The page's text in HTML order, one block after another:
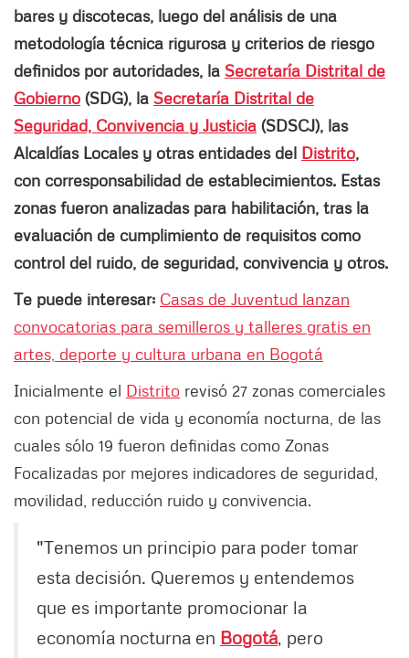
bares y discotecas, luego del análisis de una
metodología técnica rigurosa y criterios de riesgo
definidos por autoridades, la Secretaría Distrital de
Gobierno (SDG), la Secretaría Distrital de
Seguridad, Convivencia y Justicia (SDSCJ), las
Alcaldías Locales y otras entidades del Distrito,
con corresponsabilidad de establecimientos. Estas
zonas fueron analizadas para habilitación, tras la
evaluación de cumplimiento de requisitos como
control del ruido, de seguridad, convivencia y otros.
Te puede interesar: Casas de Juventud lanzan
convocatorias para semilleros y talleres gratis en
artes, deporte y cultura urbana en Bogotá
Inicialmente el Distrito revisó 27 zonas comerciales
con potencial de vida y economía nocturna, de las
cuales sólo 19 fueron definidas como Zonas
Focalizadas por mejores indicadores de seguridad,
movilidad, reducción ruido y convivencia.
"Tenemos un principio para poder tomar
esta decisión. Queremos y entendemos
que es importante promocionar la
economía nocturna en Bogotá, pero